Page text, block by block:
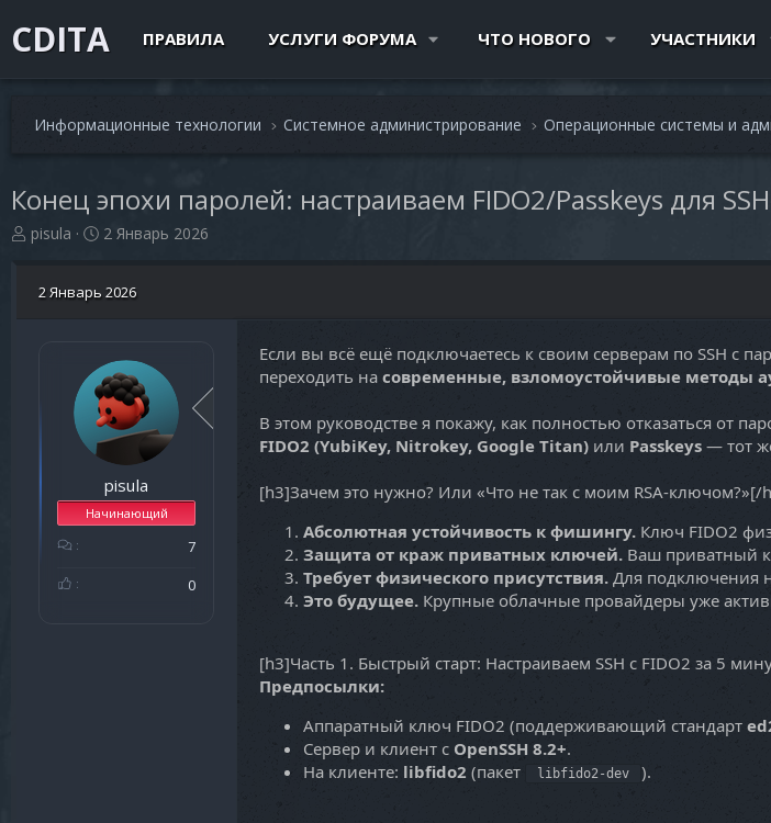
CDITA ПРАВИЛА УСЛУГИ ФОРУМА ЧТО НОВОГО УЧАСТНИКИ
Информационные технологии Системное администрирование
Конец эпохи паролей: настраиваем FIDO2/Passkeys для
А
о
pisula
Д
а
ч
а
л
а
2 Январь 2026
2 Январь 2026
pisula
Начинающий
7
0
Если вы всё ещё подключаетесь к своим серверам по SSH с
переходить на современные, взломоустойчивые методы
В этом руководстве я покажу, как полностью отказаться от
FIDO2 (YubiKey, Nitrokey, Google Titan) или Passkeys — тот
[h3]Зачем это нужно? Или «Что не так с моим RSA-ключом?»[/
Абсолютная устойчивость к фишингу. Ключ FIDO2
Защита от краж приватных ключей. Ваш приватный
Требует физического присутствия. Для подключения
Это будущее. Крупные облачные провайдеры уже
[h3]Часть 1. Быстрый старт: Настраиваем SSH с FIDO2 за 5
Предпосылки:
Аппаратный ключ FIDO2 (поддерживающий стандарт
Сервер и клиент с OpenSSH 8.2+.
На клиенте: libfido2 (пакет libfido2-dev ).